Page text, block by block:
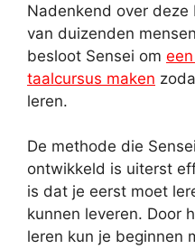
Nadenkend over
van duizenden
besloot Sensei om
taalcursus maken
leren.
De methode die
ontwikkeld is uiterst
is dat je eerst moet
kunnen leveren. Door
leren kun je beginnen